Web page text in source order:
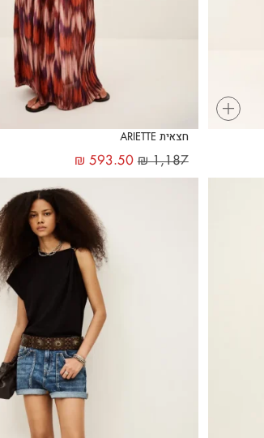
+
חצאית ARIETTE
₪1,187
₪ 593.50